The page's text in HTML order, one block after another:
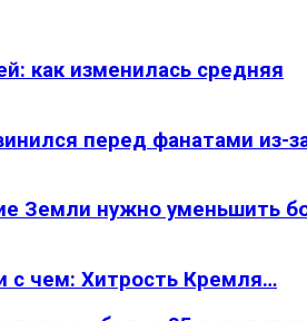
как изменилась средняя
перед фанатами из-
Земли нужно уменьшить
с чем: Хитрость Кремля…